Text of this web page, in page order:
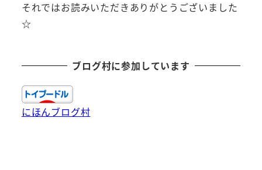
それではお読みいただきありがとうございました
☆
ブログ村に参加しています
にほんブログ村